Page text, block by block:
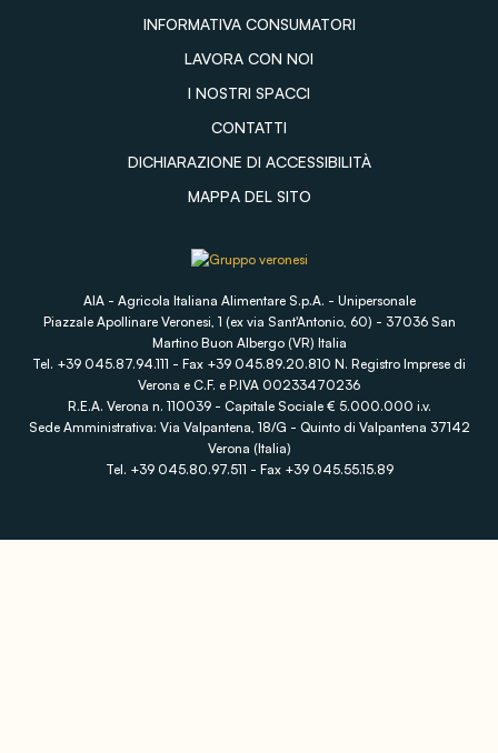
INFORMATIVA CONSUMATORI
LAVORA CON NOI
I NOSTRI SPACCI
CONTATTI
DICHIARAZIONE DI ACCESSIBILITÀ
MAPPA DEL SITO
AIA - Agricola Italiana Alimentare S.p.A. - Unipersonale
Piazzale Apollinare Veronesi, 1 (ex via Sant'Antonio, 60) - 37036 San
Martino Buon Albergo (VR) Italia
Tel. +39 045.87.94.111 - Fax +39 045.89.20.810 N. Registro Imprese di
Verona e C.F. e P.IVA 00233470236
R.E.A. Verona n. 110039 - Capitale Sociale € 5.000.000 i.v.
Sede Amministrativa: Via Valpantena, 18/G - Quinto di Valpantena 37142
Verona (Italia)
Tel. +39 045.80.97.511 - Fax +39 045.55.15.89